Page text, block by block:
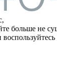
больше не
воспользуйтесь